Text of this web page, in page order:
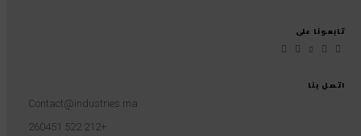
اتصل بنا
Contact@industries.ma
+212 522 260451
تابعونا على